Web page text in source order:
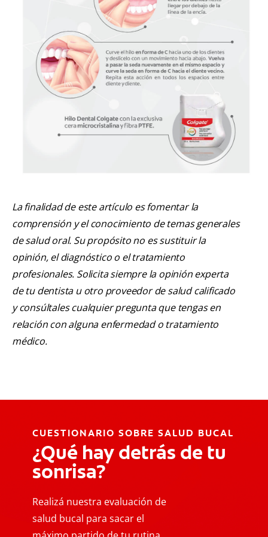
La finalidad de este artículo es fomentar la
comprensión y el conocimiento de temas generales
de salud oral. Su propósito no es sustituir la
opinión, el diagnóstico o el tratamiento
profesionales. Solicita siempre la opinión experta
de tu dentista u otro proveedor de salud calificado
y consúltales cualquier pregunta que tengas en
relación con alguna enfermedad o tratamiento
médico.
CUESTIONARIO SOBRE SALUD BUCAL
¿Qué hay detrás de tu
sonrisa?
Realizá nuestra evaluación de
salud bucal para sacar el